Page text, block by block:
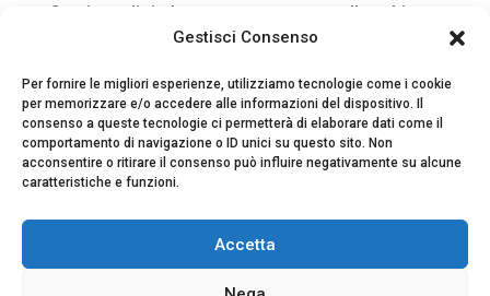
Gestisci Consenso
Per fornire le migliori esperienze, utilizziamo tecnologie come i cookie
per memorizzare e/o accedere alle informazioni del dispositivo. Il
consenso a queste tecnologie ci permetterà di elaborare dati come il
comportamento di navigazione o ID unici su questo sito. Non
acconsentire o ritirare il consenso può influire negativamente su alcune
caratteristiche e funzioni.
Accetta
Gestione digitale per strutture extra-alberghiere